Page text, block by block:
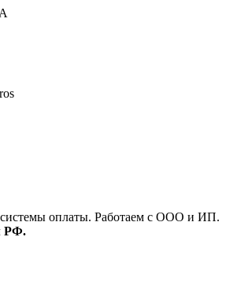
системы оплаты. Работаем с ООО и ИП.
РФ.